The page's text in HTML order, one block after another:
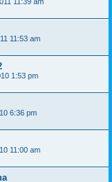
11:53 am
1:53 pm
6:36 pm
11:00 am